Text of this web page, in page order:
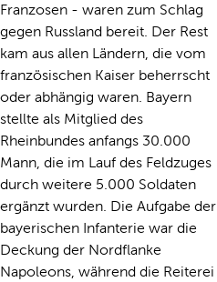
Franzosen - waren zum Schlag
gegen Russland bereit. Der Rest
kam aus allen Ländern, die vom
französischen Kaiser beherrscht
oder abhängig waren. Bayern
stellte als Mitglied des
Rheinbundes anfangs 30.000
Mann, die im Lauf des Feldzuges
durch weitere 5.000 Soldaten
ergänzt wurden. Die Aufgabe der
bayerischen Infanterie war die
Deckung der Nordflanke
Napoleons, während die Reiterei